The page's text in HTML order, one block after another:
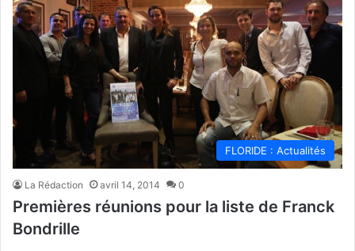
FLORIDE : Actualités
La Rédaction avril 14, 2014 0
Premières réunions pour la liste de Franck
Bondrille